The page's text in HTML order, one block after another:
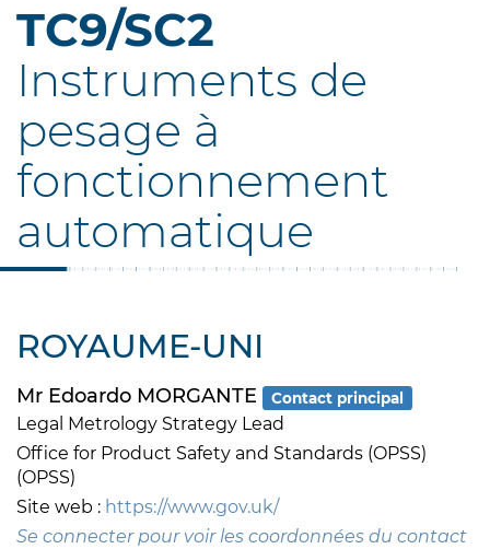
TC9/SC2
Instruments de
pesage à
fonctionnement
automatique
ROYAUME-UNI
Mr Edoardo MORGANTE Contact principal
Legal Metrology Strategy Lead
Office for Product Safety and Standards (OPSS)
(OPSS)
Site web : https://www.gov.uk/
Se connecter pour voir les coordonnées du contact